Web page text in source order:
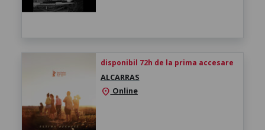
disponibil 72h de la prima accesare
ALCARRAS
location_on Online